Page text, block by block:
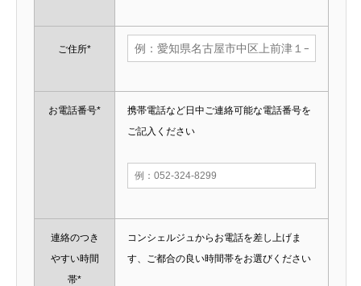
ご住所*
お電話番号*
携帯電話など日中ご連絡可能な電話番号を
ご記入ください
連絡のつき
やすい時間
帯*
コンシェルジュからお電話を差し上げま
す、ご都合の良い時間帯をお選びください